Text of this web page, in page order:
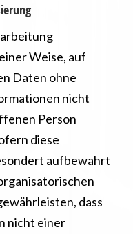
Weise, auf
Daten ohne
nicht
Person
diese
aufbewahrt
dass
nicht einer